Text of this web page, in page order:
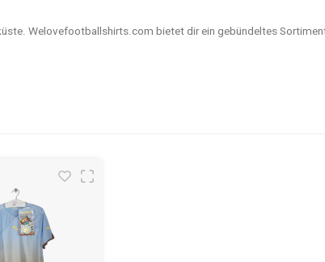
Welovefootballshirts.com bietet dir ein gebündeltes